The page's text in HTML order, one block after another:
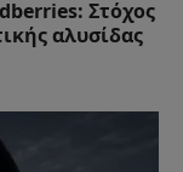
Στόχος
αλυσίδας